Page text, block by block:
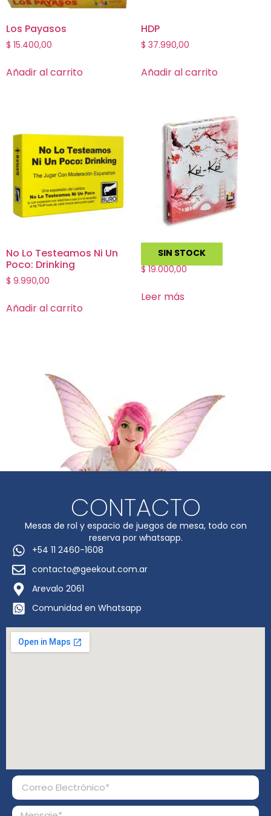
Los Payasos
$ 15.400,00
Añadir al carrito
HDP
$ 37.990,00
Añadir al carrito
No Lo Testeamos Ni Un
Poco: Drinking
$ 9.990,00
Añadir al carrito
SIN STOCK
Koi Koi
$19.000,00
Leer más
CONTACTO
Mesas de rol y espacio de juegos de mesa, todo con
reserva por whatsapp.
+54 11 2460-1608
contacto@geekout.com.ar
Arevalo 2061
Comunidad en Whatsapp